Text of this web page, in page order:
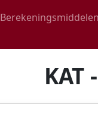
Berekeningsmiddelen
KAT